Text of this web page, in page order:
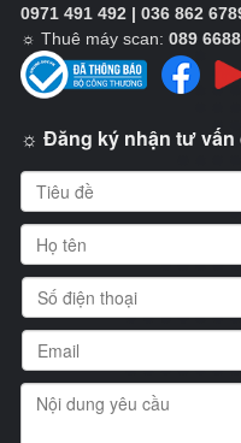
0971 491 492 | 036 862
☼ Thuê máy scan: 089
☼ Đăng ký nhận tư vấn